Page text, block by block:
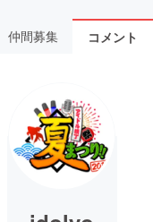
仲間募集 コメント